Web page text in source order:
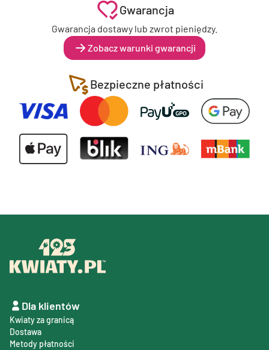
Gwarancja
Gwarancja dostawy lub zwrot pieniędzy.
Zobacz warunki gwarancji
Bezpieczne płatności
Dla klientów
Kwiaty za granicą
Dostawa
Metody płatności